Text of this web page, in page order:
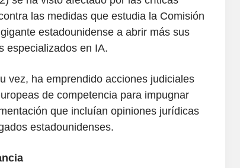
las medidas que estudia la Comisión
estadounidense a abrir más sus
especializados en IA.
vez, ha emprendido acciones judiciales
de competencia para impugnar
que incluían opiniones jurídicas
estadounidenses.